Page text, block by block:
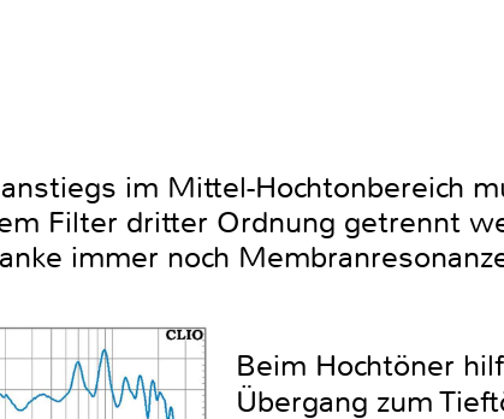
im Mittel-Hochtonbereich
Filter dritter Ordnung getrennt
immer noch
Beim Hochtöner
Übergang zum